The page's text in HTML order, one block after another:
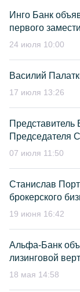
Инго Банк
первого
24 июля 10:00
Василий
17 июля 13:26
Председателя
07 июля 11:50
Станислав
брокерского
19 июня 16:42
Альфа-Банк
лизинговой
18 мая 14:58